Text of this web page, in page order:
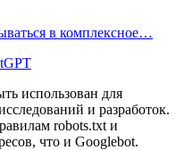
в комплексное…
использован для
и разработок.
robots.txt и
что и Googlebot.